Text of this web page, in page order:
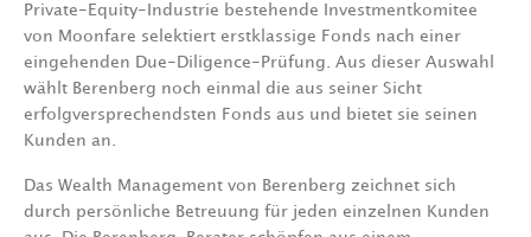
Private-Equity-Industrie bestehende Investmentkomitee
von Moonfare selektiert erstklassige Fonds nach einer
eingehenden Due-Diligence-Prüfung. Aus dieser Auswahl
wählt Berenberg noch einmal die aus seiner Sicht
erfolgversprechendsten Fonds aus und bietet sie seinen
Kunden an.
Das Wealth Management von Berenberg zeichnet sich
durch persönliche Betreuung für jeden einzelnen Kunden